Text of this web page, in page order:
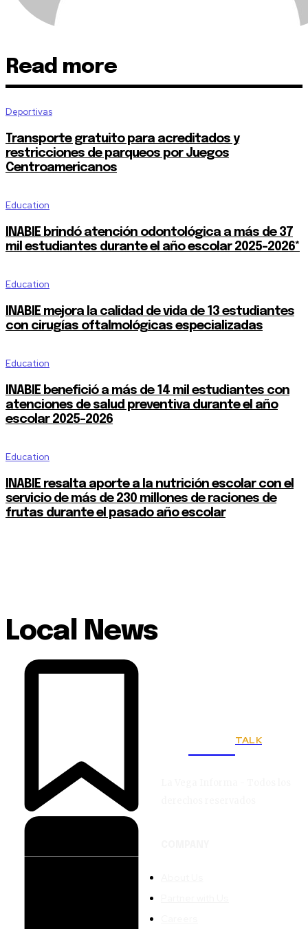
Read more
Deportivas
Transporte gratuito para acreditados y
restricciones de parqueos por Juegos
Centroamericanos
Education
INABIE brindó atención odontológica a más de 37
mil estudiantes durante el año escolar 2025-2026*
Education
INABIE mejora la calidad de vida de 13 estudiantes
con cirugías oftalmológicas especializadas
Education
INABIE benefició a más de 14 mil estudiantes con
atenciones de salud preventiva durante el año
escolar 2025-2026
Education
INABIE resalta aporte a la nutrición escolar con el
servicio de más de 230 millones de raciones de
frutas durante el pasado año escolar
Local News
TALK